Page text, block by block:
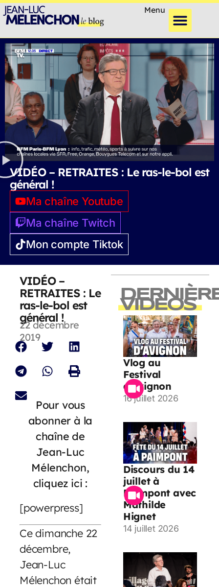
Menu
VIDÉO – RETRAITES : Le ras-le-bol est
général !
Ma chaîne Youtube
Ma chaîne Twitch
Mon compte Tiktok
VIDÉO –
RETRAITES : Le
ras-le-bol est
général !
22 décembre
2019
Pour vous
abonner à la
chaîne de
Jean-Luc
Mélenchon,
cliquez ici :
[powerpress]
Ce dimanche 22
décembre,
Jean-Luc
Mélenchon était
VIDEOS
Vlog au
Festival
d’Avignon
16 juillet 2026
Discours du 14
juillet à
Paimpont avec
Mathilde
Hignet
14 juillet 2026